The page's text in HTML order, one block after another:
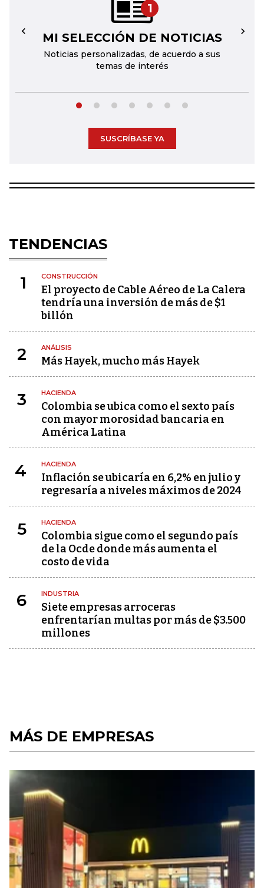
1
MI SELECCIÓN DE NOTICIAS
Noticias personalizadas, de acuerdo a sus
temas de interés
← →
SUSCRÍBASE YA
TENDENCIAS
1 CONSTRUCCIÓN
El proyecto de Cable Aéreo de La Calera
tendría una inversión de más de $1
billón
2 ANÁLISIS
Más Hayek, mucho más Hayek
3 HACIENDA
Colombia se ubica como el sexto país
con mayor morosidad bancaria en
América Latina
4 HACIENDA
Inflación se ubicaría en 6,2% en julio y
regresaría a niveles máximos de 2024
5 HACIENDA
Colombia sigue como el segundo país
de la Ocde donde más aumenta el
costo de vida
6 INDUSTRIA
Siete empresas arroceras
enfrentarían multas por más de $3.500
millones
MÁS DE EMPRESAS